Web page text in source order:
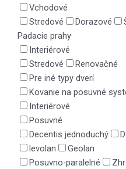
Vchodové
Stredové
Dorazové
Padacie prahy
Interiérové
Stredové
Renovačné
Pre iné typy dverí
Kovanie na posuvné
Interiérové
Posuvné
Decentis jednoduchý
levolan
Geolan
Posuvno-paralelné